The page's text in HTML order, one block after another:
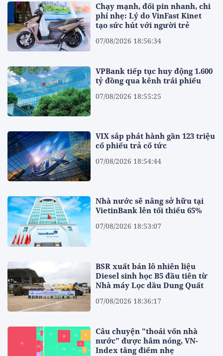
Chạy mạnh, đổi pin nhanh, chi
phí nhẹ: Lý do VinFast Kinet
tạo sức hút với người trẻ
07/08/2026 18:56:34
VPBank tiếp tục huy động 1.600
tỷ đồng qua kênh trái phiếu
07/08/2026 18:55:25
VIX sắp phát hành gần 123 triệu
cổ phiếu trả cổ tức
07/08/2026 18:54:44
Nhà nước sẽ nâng sở hữu tại
VietinBank lên tối thiểu 65%
07/08/2026 18:53:07
BSR xuất bán lô nhiên liệu
Diesel sinh học B5 đầu tiên từ
Nhà máy Lọc dầu Dung Quất
07/08/2026 18:36:17
Câu chuyện "thoái vốn nhà
nước" được hâm nóng, VN-
Index tăng điểm nhẹ